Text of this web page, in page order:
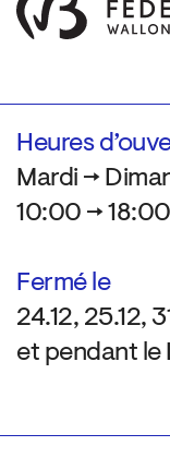
Heures
Mardi →
10:00 → 18:00
Fermé le
24.12, 25.12,
et pendant le